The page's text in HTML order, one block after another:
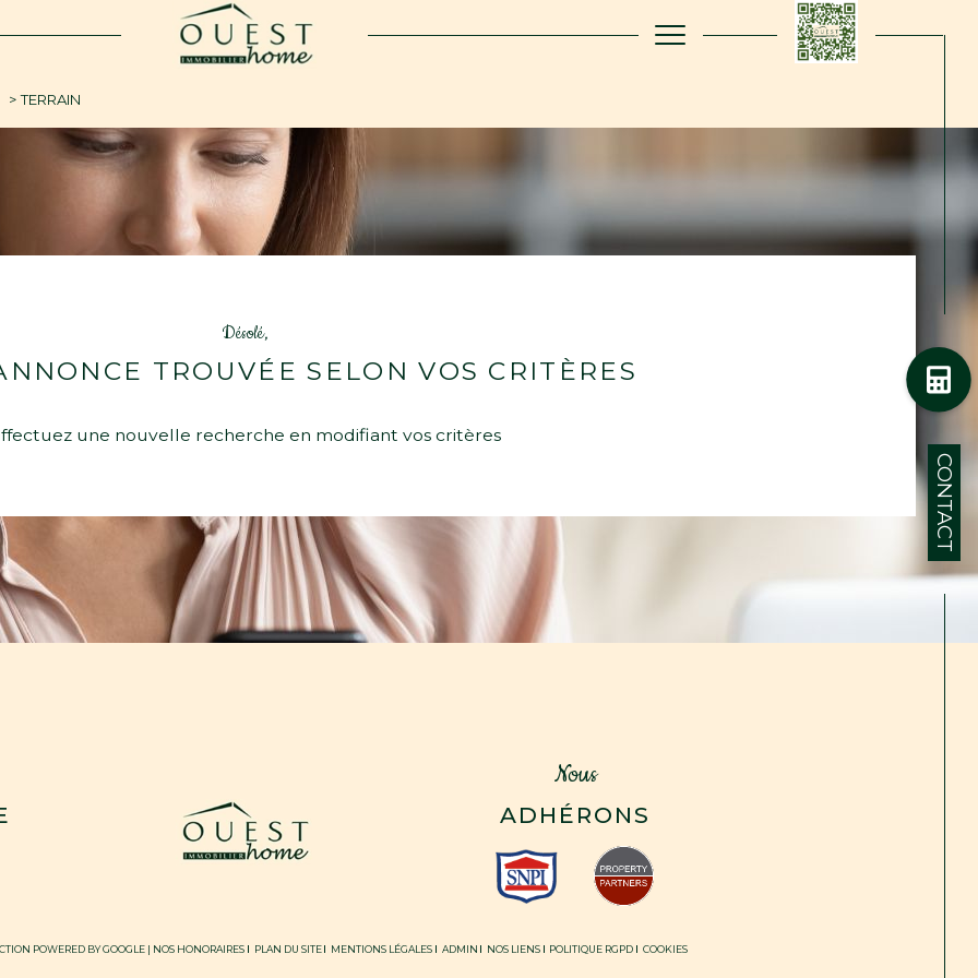
CONTACT
BUDGET
voir les0annonces
Réinitialiser les filtres
TERRAIN
Désolé,
TROUVÉE SELON VOS CRITÈRES
une nouvelle recherche en modifiant vos critères
Nous
ADHÉRONS
POWERED BY GOOGLE | NOS HONORAIRES PLAN DU SITE MENTIONS LÉGALES ADMIN NOS LIENS POLITIQUE RGPD COOKIES